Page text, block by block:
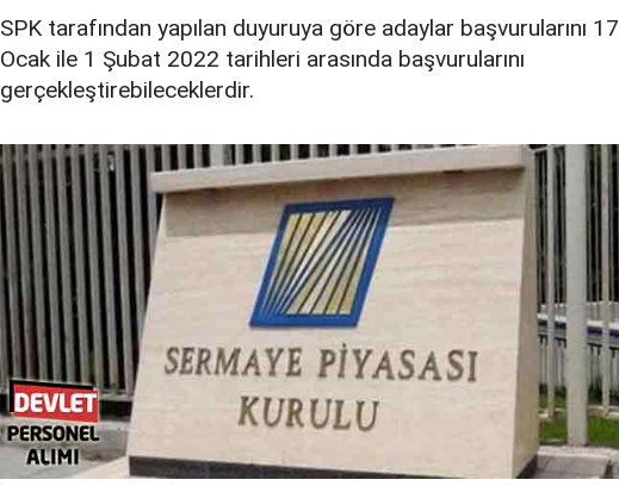
SPK tarafından yapılan duyuruya göre adaylar başvurularını 17
Ocak ile 1 Şubat 2022 tarihleri arasında başvurularını
gerçekleştirebileceklerdir.